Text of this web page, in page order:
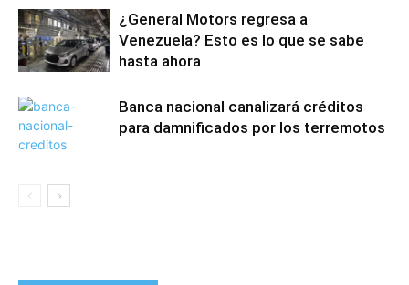
¿General Motors regresa a
Venezuela? Esto es lo que se sabe
hasta ahora
Banca nacional canalizará créditos
para damnificados por los terremotos